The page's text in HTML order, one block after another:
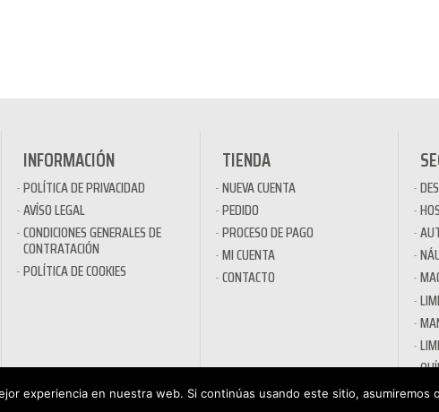
INFORMACIÓN
POLÍTICA DE PRIVACIDAD
AVÍSO LEGAL
CONDICIONES GENERALES DE
CONTRATACIÓN
POLÍTICA DE COOKIES
TIENDA
NUEVA CUENTA
PEDIDO
PROCESO DE PAGO
MI CUENTA
CONTACTO
experiencia en nuestra web. Si continúas usando este sitio, asumiremos